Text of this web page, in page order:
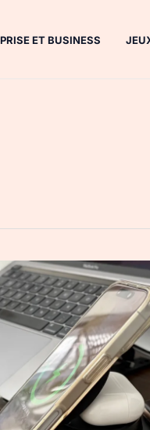
ET BUSINESS